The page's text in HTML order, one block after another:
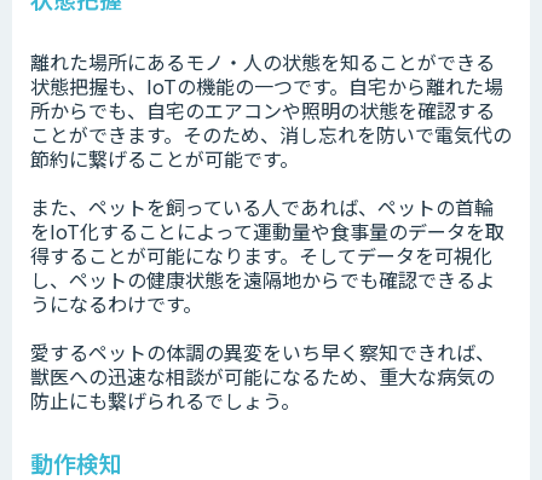
離れた場所にあるモノ・人の状態を知ることができる
状態把握も、IoTの機能の一つです。自宅から離れた場
所からでも、自宅のエアコンや照明の状態を確認する
ことができます。そのため、消し忘れを防いで電気代の
節約に繋げることが可能です。
また、ペットを飼っている人であれば、ペットの首輪
をIoT化することによって運動量や食事量のデータを取
得することが可能になります。そしてデータを可視化
し、ペットの健康状態を遠隔地からでも確認できるよ
うになるわけです。
愛するペットの体調の異変をいち早く察知できれば、
獣医への迅速な相談が可能になるため、重大な病気の
防止にも繋げられるでしょう。
動作検知